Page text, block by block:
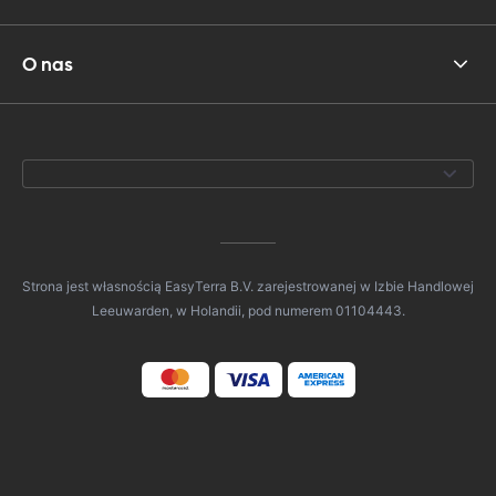
O nas
Strona jest własnością EasyTerra B.V. zarejestrowanej w Izbie Handlowej
Leeuwarden, w Holandii, pod numerem 01104443.